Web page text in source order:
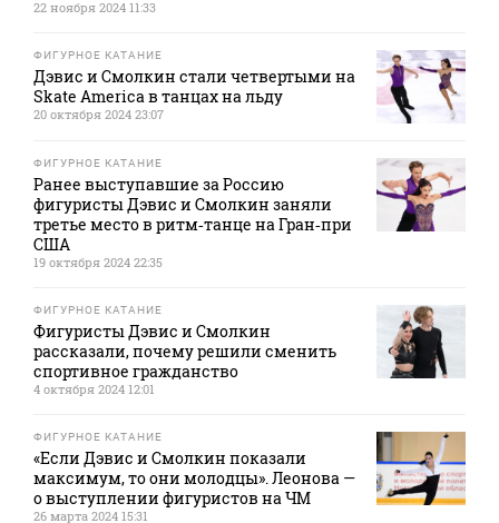
22 ноября 2024 11:33
ФИГУРНОЕ КАТАНИЕ
Дэвис и Смолкин стали четвертыми на
Skate America в танцах на льду
20 октября 2024 23:07
ФИГУРНОЕ КАТАНИЕ
Ранее выступавшие за Россию
фигуристы Дэвис и Смолкин заняли
третье место в ритм‑танце на Гран‑при
США
19 октября 2024 22:35
ФИГУРНОЕ КАТАНИЕ
Фигуристы Дэвис и Смолкин
рассказали, почему решили сменить
спортивное гражданство
4 октября 2024 12:01
ФИГУРНОЕ КАТАНИЕ
«Если Дэвис и Смолкин показали
максимум, то они молодцы». Леонова —
о выступлении фигуристов на ЧМ
26 марта 2024 15:31